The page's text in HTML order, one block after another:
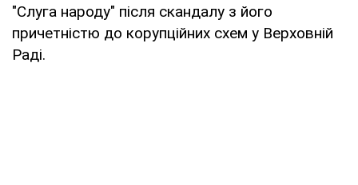
"Слуга народу" після скандалу з його
причетністю до корупційних схем у Верховній
Раді.